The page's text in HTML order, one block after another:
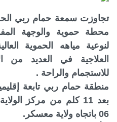
تجاوزت سمعة حمام ربي
محطة حموية والوجهة
لنوعية مياهه الحموية
العلاجية في العديد من
للاستجمام والراحة .
منطقة حمام ربي تابعة
بعد 11 كلم من مركز
06 باتجاه ولاية معسكر.